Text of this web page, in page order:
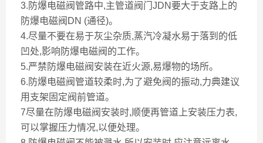
3.防爆电磁阀管路中,主管道阀门JDN要大于支路上的
防爆电磁阀DN (通径)。
4.尽量不要在易于灰尘杂质,蒸汽冷凝水易于落到的低
凹处,影响防爆电磁阀的工作。
5.严禁防爆电磁阀安装在近火源,易爆物的场所。
6.防爆电磁阀管道较柔时,为了避免阀的振动,力典建议
用支架固定阀前管道。
7尽量在防爆电磁阀安装时,顺便再管道上安装压力表,
可以掌握压力情况,以便处理。